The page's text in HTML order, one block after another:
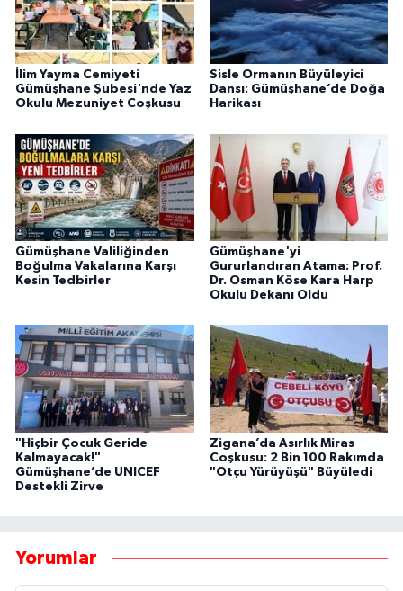
İlim Yayma Cemiyeti
Gümüşhane Şubesi'nde Yaz
Okulu Mezuniyet Coşkusu
Sisle Ormanın Büyüleyici
Dansı: Gümüşhane’de Doğa
Harikası
Gümüşhane Valiliğinden
Boğulma Vakalarına Karşı
Kesin Tedbirler
Gümüşhane'yi
Gururlandıran Atama: Prof.
Dr. Osman Köse Kara Harp
Okulu Dekanı Oldu
"Hiçbir Çocuk Geride
Kalmayacak!"
Gümüşhane’de UNICEF
Destekli Zirve
Zigana’da Asırlık Miras
Coşkusu: 2 Bin 100 Rakımda
"Otçu Yürüyüşü" Büyüledi
Yorumlar